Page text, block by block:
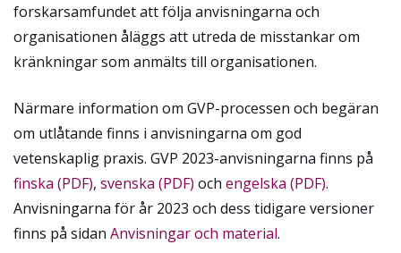
forskarsamfundet att följa anvisningarna och
organisationen åläggs att utreda de misstankar om
kränkningar som anmälts till organisationen.
Närmare information om GVP-processen och begäran
om utlåtande finns i anvisningarna om god
vetenskaplig praxis. GVP 2023-anvisningarna finns på
finska (PDF), svenska (PDF) och engelska (PDF).
Anvisningarna för år 2023 och dess tidigare versioner
finns på sidan Anvisningar och material.